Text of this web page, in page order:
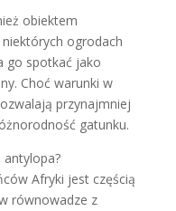
obiektem
ogrodach
go spotkać jako
Choć warunki w
przynajmniej
gatunku.
Afryki jest częścią
równowadze z